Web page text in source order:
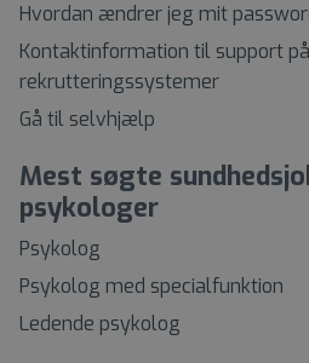
Hvordan ændrer jeg mit
Kontaktinformation til support
rekrutteringssystemer
Gå til selvhjælp
Mest søgte
psykologer
Psykolog
Psykolog med specialfunktion
Ledende psykolog